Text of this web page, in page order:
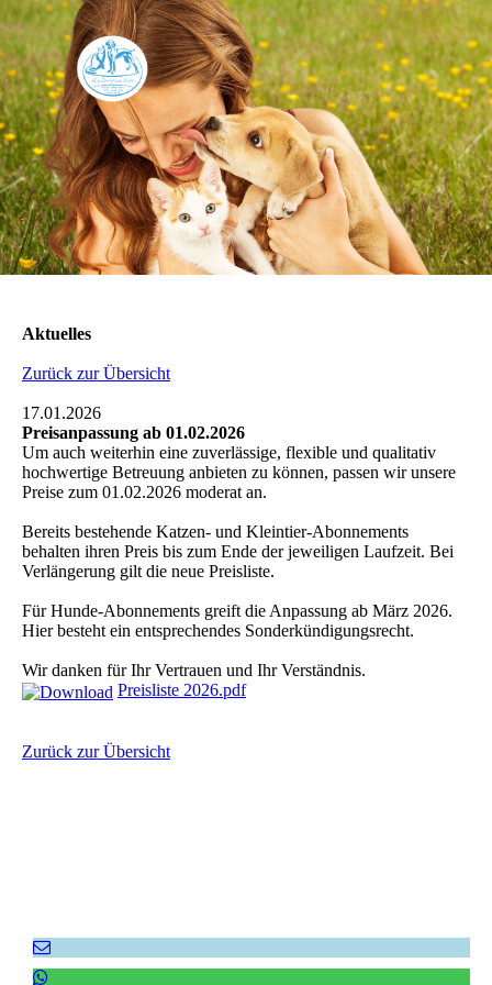
Aktuelles
Zurück zur Übersicht
17.01.2026
Preisanpassung ab 01.02.2026
Um auch weiterhin eine zuverlässige, flexible und qualitativ
hochwertige Betreuung anbieten zu können, passen wir unsere
Preise zum 01.02.2026 moderat an.
Bereits bestehende Katzen- und Kleintier-Abonnements
behalten ihren Preis bis zum Ende der jeweiligen Laufzeit. Bei
Verlängerung gilt die neue Preisliste.
Für Hunde-Abonnements greift die Anpassung ab März 2026.
Hier besteht ein entsprechendes Sonderkündigungsrecht.
Wir danken für Ihr Vertrauen und Ihr Verständnis.
Preisliste 2026.pdf
Zurück zur Übersicht